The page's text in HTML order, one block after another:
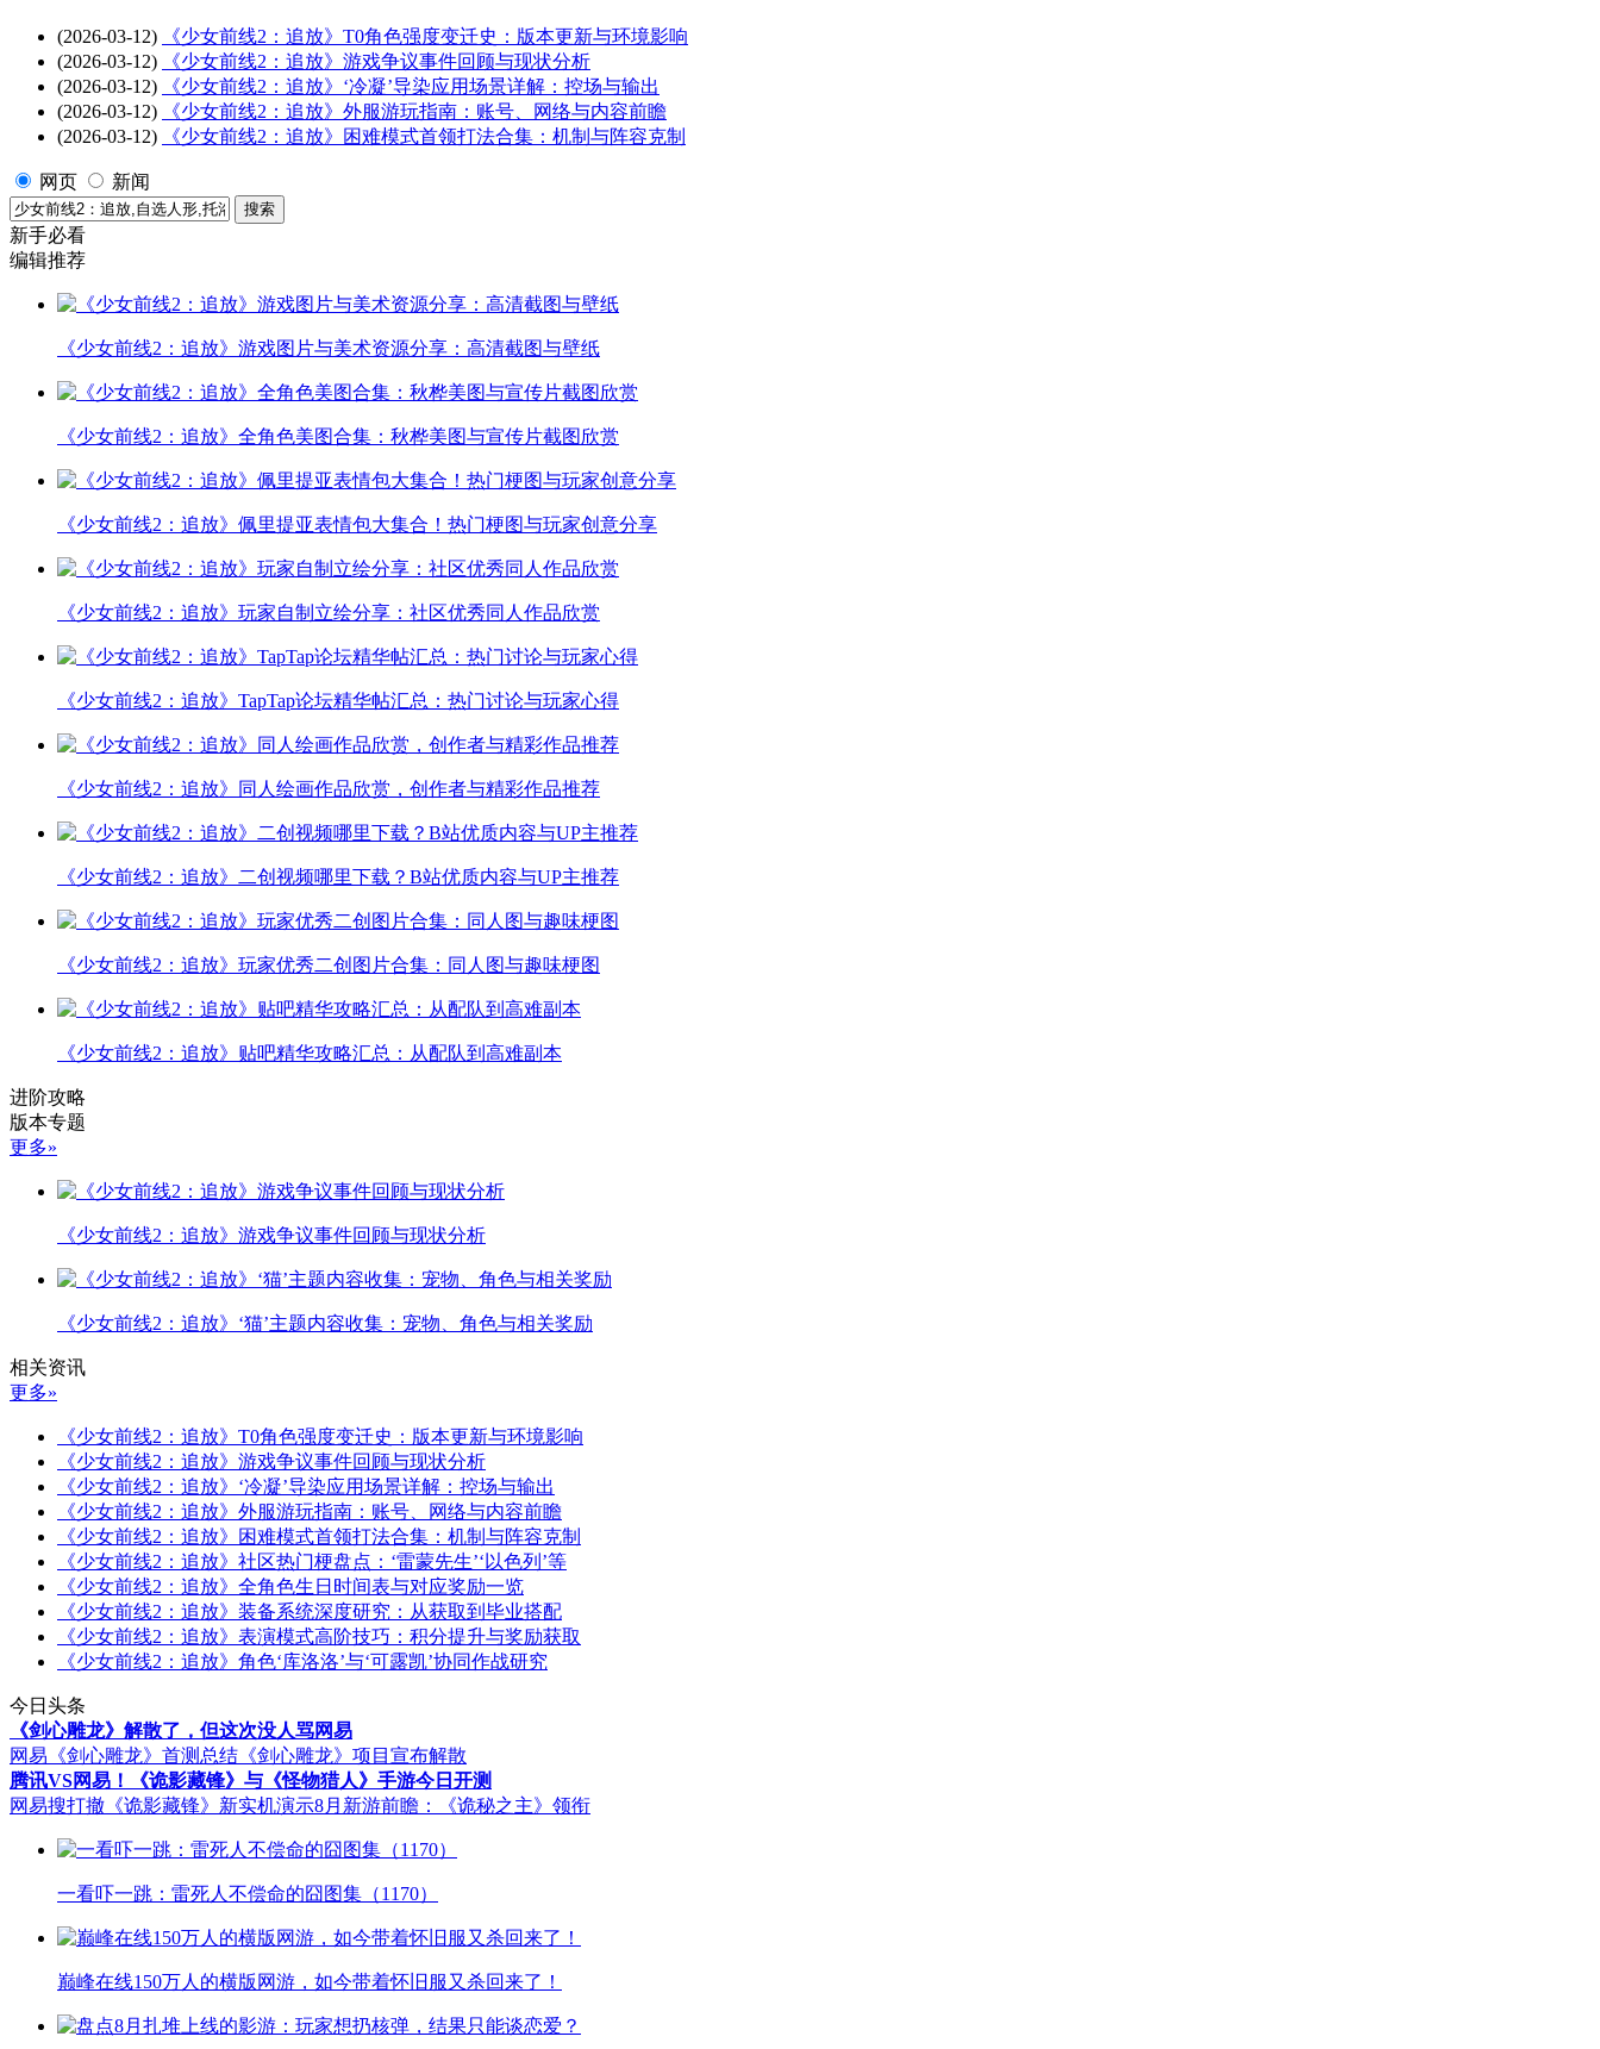
(2026-03-12)
《少女前线2：追放》T0角色强度变迁史：版本更新与环境影响
(2026-03-12)
《少女前线2：追放》游戏争议事件回顾与现状分析
(2026-03-12)
《少女前线2：追放》‘冷凝’导染应用场景详解：控场与输出
(2026-03-12)
《少女前线2：追放》外服游玩指南：账号、网络与内容前瞻
(2026-03-12)
《少女前线2：追放》困难模式首领打法合集：机制与阵容克制
网页 新闻
新手必看
编辑推荐
《少女前线2：追放》游戏图片与美术资源分享：高清截图与壁纸
《少女前线2：追放》全角色美图合集：秋桦美图与宣传片截图欣赏
《少女前线2：追放》佩里提亚表情包大集合！热门梗图与玩家创意分享
《少女前线2：追放》玩家自制立绘分享：社区优秀同人作品欣赏
《少女前线2：追放》TapTap论坛精华帖汇总：热门讨论与玩家心得
《少女前线2：追放》同人绘画作品欣赏，创作者与精彩作品推荐
《少女前线2：追放》二创视频哪里下载？B站优质内容与UP主推荐
《少女前线2：追放》玩家优秀二创图片合集：同人图与趣味梗图
《少女前线2：追放》贴吧精华攻略汇总：从配队到高难副本
进阶攻略
版本专题
更多»
《少女前线2：追放》游戏争议事件回顾与现状分析
《少女前线2：追放》‘猫’主题内容收集：宠物、角色与相关奖励
相关资讯
更多»
《少女前线2：追放》T0角色强度变迁史：版本更新与环境影响
《少女前线2：追放》游戏争议事件回顾与现状分析
《少女前线2：追放》‘冷凝’导染应用场景详解：控场与输出
《少女前线2：追放》外服游玩指南：账号、网络与内容前瞻
《少女前线2：追放》困难模式首领打法合集：机制与阵容克制
《少女前线2：追放》社区热门梗盘点：‘雷蒙先生’‘以色列’等
《少女前线2：追放》全角色生日时间表与对应奖励一览
《少女前线2：追放》装备系统深度研究：从获取到毕业搭配
《少女前线2：追放》表演模式高阶技巧：积分提升与奖励获取
《少女前线2：追放》角色‘库洛洛’与‘可露凯’协同作战研究
今日头条
《剑心雕龙》解散了，但这次没人骂网易
网易《剑心雕龙》首测总结 《剑心雕龙》项目宣布解散
腾讯VS网易！《诡影藏锋》与《怪物猎人》手游今日开测
网易搜打撤《诡影藏锋》新实机演示8月新游前瞻：《诡秘之主》领衔
一看吓一跳：雷死人不偿命的囧图集（1170）
巅峰在线150万人的横版网游，如今带着怀旧服又杀回来了！